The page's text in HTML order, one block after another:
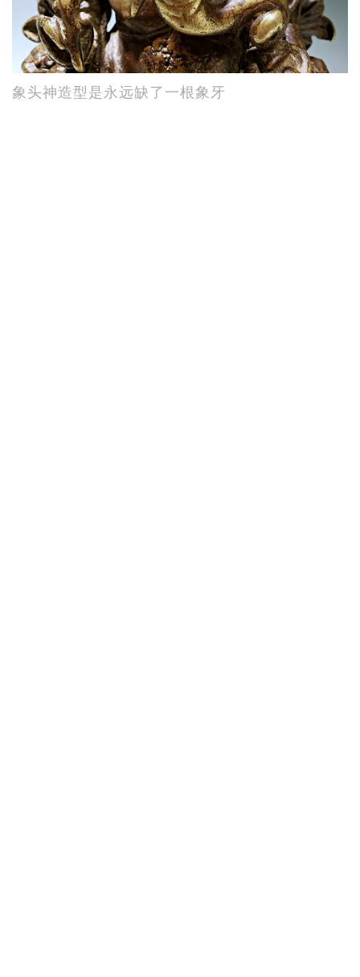
象头神造型是永远缺了一根象牙